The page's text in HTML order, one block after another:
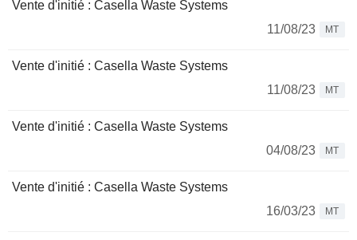
Vente d'initié : Casella Waste Systems
11/08/23
MT
Vente d'initié : Casella Waste Systems
11/08/23
MT
Vente d'initié : Casella Waste Systems
04/08/23
MT
Vente d'initié : Casella Waste Systems
16/03/23
MT